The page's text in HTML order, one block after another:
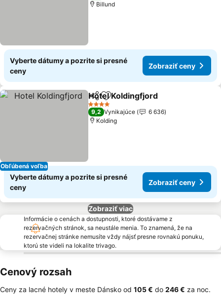
Billund
Vyberte dátumy a pozrite si presné
ceny
Zobraziť ceny
Obľúbená voľba
ZdieľaťPridať do obľúbených
Hotel Koldingfjord
4 Počet hviezdičiek
9,2 Vynikajúce
6 636
Kolding
Vyberte dátumy a pozrite si presné
ceny
Zobraziť ceny
Zobraziť viac
Informácie o cenách a dostupnosti, ktoré dostávame z
rezervačných stránok, sa neustále menia. To znamená, že na
rezervačnej stránke nemusíte vždy nájsť presne rovnakú ponuku,
ktorú ste videli na lokalite trivago.
Cenový rozsah
Ceny za lacné hotely v meste Dánsko od ‎105 € do ‎246 € za noc.